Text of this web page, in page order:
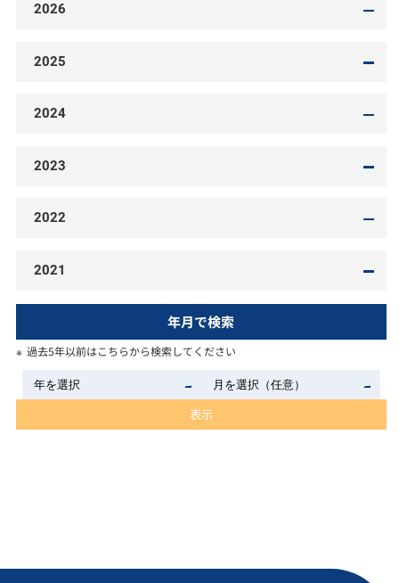
2026
2025
2024
2023
2022
2021
年月で検索
過去5年以前はこちらから検索してください
表示